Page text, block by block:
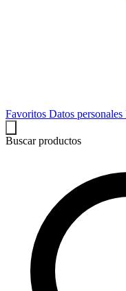
Favoritos Datos personales
Buscar productos